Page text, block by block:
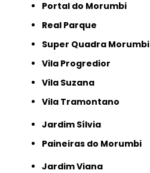
Portal do Morumbi
Real Parque
Super Quadra Morumbi
Vila Progredior
Vila Suzana
Vila Tramontano
Jardim Sílvia
Paineiras do Morumbi
Jardim Viana